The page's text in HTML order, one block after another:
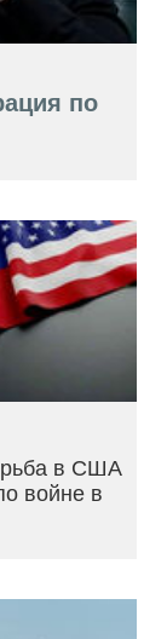
по
в США
войне в